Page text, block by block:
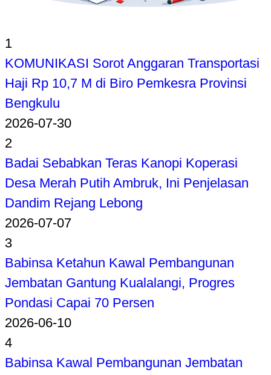
1
KOMUNIKASI Sorot Anggaran Transportasi
Haji Rp 10,7 M di Biro Pemkesra Provinsi
Bengkulu
2026-07-30
2
Badai Sebabkan Teras Kanopi Koperasi
Desa Merah Putih Ambruk, Ini Penjelasan
Dandim Rejang Lebong
2026-07-07
3
Babinsa Ketahun Kawal Pembangunan
Jembatan Gantung Kualalangi, Progres
Pondasi Capai 70 Persen
2026-06-10
4
Babinsa Kawal Pembangunan Jembatan